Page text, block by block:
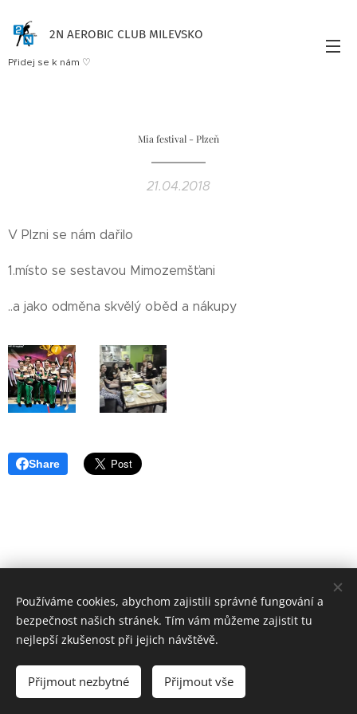
2N AEROBIC CLUB MILEVSKO
Přidej se k nám ♡
Mia festival - Plzeň
21.04.2018
V Plzni se nám dařilo 👏💪
1.místo se sestavou Mimozemšťani 🥇
..a jako odměna skvělý oběd a nákupy 🍝🥗🛍
Share
Cookies
Používáme cookies, abychom zajistili správné fungování a
bezpečnost našich stránek. Tím vám můžeme zajistit tu
nejlepší zkušenost při jejich návštěvě.
Přijmout nezbytné Přijmout vše